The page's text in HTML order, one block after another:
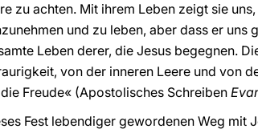
zu achten. Mit ihrem Leben zeigt sie
und zu leben, aber dass er uns
Leben derer, die Jesus begegnen.
von der inneren Leere und von
Freude« (Apostolisches Schreiben
Fest lebendiger gewordenen Weg mit